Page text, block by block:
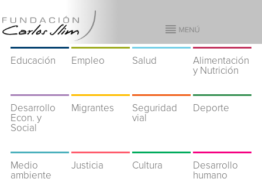
Educación Empleo Salud
Alimentación
y Nutrición
Desarrollo
Econ. y
Social
Migrantes
Seguridad
vial
Deporte
Medio
ambiente
Justicia Cultura
Desarrollo
humano